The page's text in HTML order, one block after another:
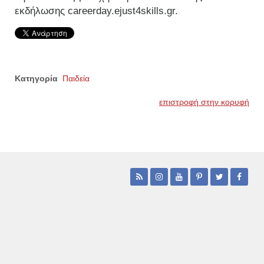
εκδήλωσης careerday.ejust4skills.gr.
Κατηγορία Παιδεία
επιστροφή στην κορυφή